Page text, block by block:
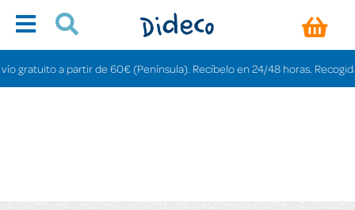
gratuito a partir de 60€ (Península). Recíbelo en 24/48 horas. Recogida